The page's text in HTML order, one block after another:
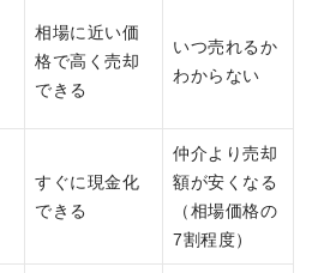
相場に近い価
格で高く売却
できる
いつ売れるか
わからない
すぐに現金化
できる
仲介より売却
額が安くなる
（相場価格の
7割程度）